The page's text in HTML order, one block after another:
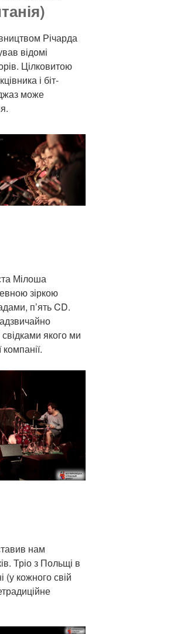
Річарда
відомі
Цілковитою
і біт-
може
Мілоша
зіркою
п’ять CD.
якого ми
нам
Тріо з Польщі в
(у кожного свій